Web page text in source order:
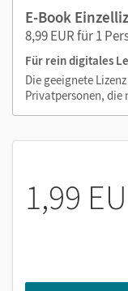
E-Book
8,99 EUR für 1
Für rein digitales
Die geeignete
Privatpersonen, die
1,99